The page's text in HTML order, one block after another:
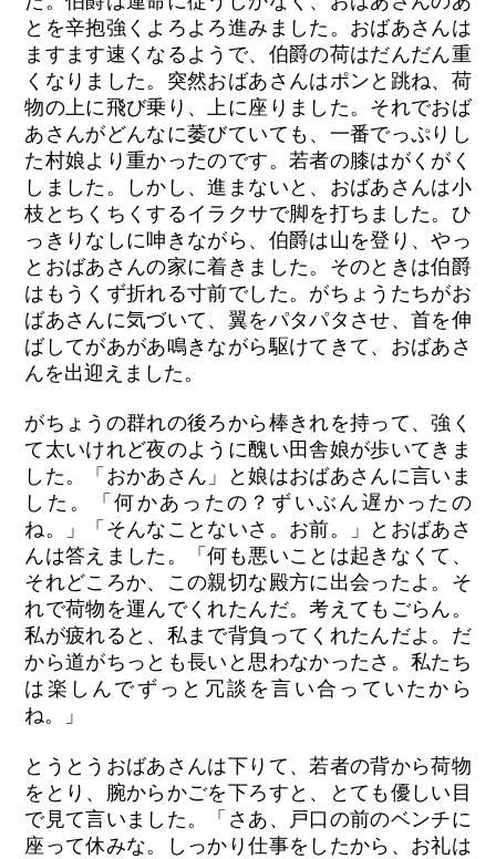
とを辛抱強くよろよろ進みました。おばあさんは
ますます速くなるようで、伯爵の荷はだんだん重
くなりました。突然おばあさんはポンと跳ね、荷
物の上に飛び乗り、上に座りました。それでおば
あさんがどんなに萎びていても、一番でっぷりし
た村娘より重かったのです。若者の膝はがくがく
しました。しかし、進まないと、おばあさんは小
枝とちくちくするイラクサで脚を打ちました。ひ
っきりなしに呻きながら、伯爵は山を登り、やっ
とおばあさんの家に着きました。そのときは伯爵
はもうくず折れる寸前でした。がちょうたちがお
ばあさんに気づいて、翼をパタパタさせ、首を伸
ばしてがあがあ鳴きながら駆けてきて、おばあさ
んを出迎えました。
がちょうの群れの後ろから棒きれを持って、強く
て太いけれど夜のように醜い田舎娘が歩いてきま
した。「おかあさん」と娘はおばあさんに言いま
した。「何かあったの？ずいぶん遅かったの
ね。」「そんなことないさ。お前。」とおばあさ
んは答えました。「何も悪いことは起きなくて、
それどころか、この親切な殿方に出会ったよ。そ
れで荷物を運んでくれたんだ。考えてもごらん。
私が疲れると、私まで背負ってくれたんだよ。だ
から道がちっとも長いと思わなかったさ。私たち
は楽しんでずっと冗談を言い合っていたから
ね。」
とうとうおばあさんは下りて、若者の背から荷物
をとり、腕からかごを下ろすと、とても優しい目
で見て言いました。「さあ、戸口の前のベンチに
座って休みな。しっかり仕事をしたから、お礼は